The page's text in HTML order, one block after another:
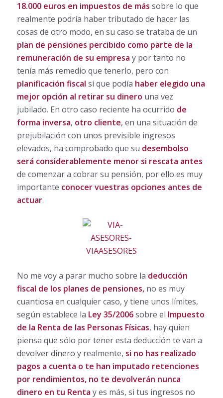
18.000 euros en impuestos de más sobre lo que
realmente podría haber tributado de hacer las
cosas de otro modo, en su caso se trataba de un
plan de pensiones percibido como parte de la
remuneración de su empresa y por tanto no
tenía más remedio que tenerlo, pero con
planificación fiscal sí que podía haber elegido una
mejor opción al retirar su dinero una vez
jubilado. En otro caso reciente ha ocurrido de
forma inversa, otro cliente, en una situación de
prejubilación con unos previsible ingresos
elevados, ha comprobado que su desembolso
será considerablemente menor si rescata antes
de comenzar a cobrar su pensión, por ello es muy
importante conocer vuestras opciones antes de
actuar.
No me voy a parar mucho sobre la deducción
fiscal de los planes de pensiones, no es muy
cuantiosa en cualquier caso, y tiene unos límites,
según establece la Ley 35/2006sobre el Impuesto
de la Renta de las Personas Físicas, hay quien
piensa que sólo por tener esta deducción te van a
devolver dinero y realmente, si no has realizado
pagos a cuenta o te han imputado retenciones
por rendimientos, no te devolverán nunca
dinero en tu Renta y es más, si tus ingresos no